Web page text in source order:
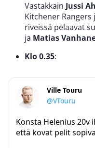
Vastakkain Jussi
Kitchener Rangers
riveissä pelaavat
ja Matias
Klo 0.35:
Ville Touru
@VTouru
Konsta Helenius 20v
että kovat pelit